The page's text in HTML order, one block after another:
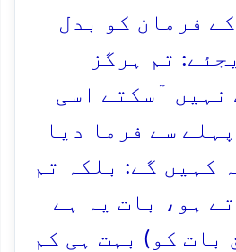
فرمان کو بدل
تم ہرگز
نہیں آسکتے اسی
سے فرما دیا
کہیں گے: بلکہ تم
ہو، بات یہ ہے
بات کو) بہت ہی کم